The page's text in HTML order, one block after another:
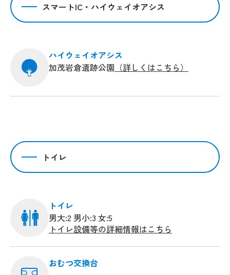
スマートIC・ハイウェイオアシス
ハイウェイオアシス
加茂岩倉遺跡公園 （詳しくはこちら）
トイレ
トイレ
男大:2 男小:3 女:5
トイレ設備等の詳細情報はこちら
おむつ交換台